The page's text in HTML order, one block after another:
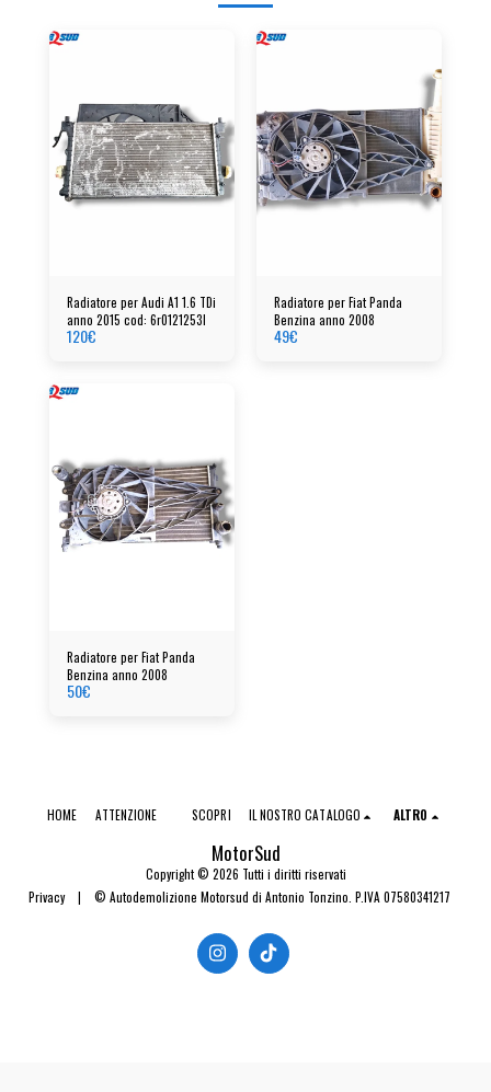
Radiatore per Audi A1 1.6 TDi
anno 2015 cod: 6r0121253l
120€
Radiatore per Fiat Panda
Benzina anno 2008
49€
Radiatore per Fiat Panda
Benzina anno 2008
50€
MotorSud
Copyright © 2026 Tutti i diritti riservati
Privacy| © Autodemolizione Motorsud di Antonio Tonzino. P.IVA 07580341217
HOME ATTENZIONE SCOPRI IL NOSTRO CATALOGO ALTRO